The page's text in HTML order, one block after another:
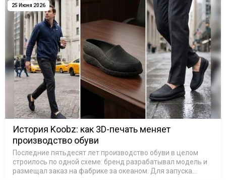
25 Июня 2026
История Koobz: как 3D-печать меняет
производство обуви
Последние пятьдесят лет производство обуви в целом
строилось по одной схеме: бренд разрабатывал модель и
размещал заказ на фабрике за океаном. Для запуска